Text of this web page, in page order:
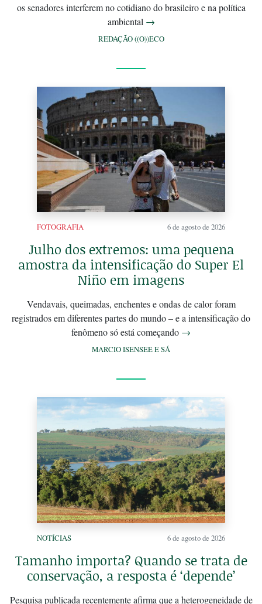
os senadores interferem no cotidiano do brasileiro e na política
ambiental →
REDAÇÃO ((O))ECO
FOTOGRAFIA 6 de agosto de 2026
Julho dos extremos: uma pequena
amostra da intensificação do Super El
Niño em imagens
Vendavais, queimadas, enchentes e ondas de calor foram
registrados em diferentes partes do mundo – e a intensificação do
fenômeno só está começando →
MARCIO ISENSEE E SÁ
NOTÍCIAS 6 de agosto de 2026
Tamanho importa? Quando se trata de
conservação, a resposta é ‘depende’
Pesquisa publicada recentemente afirma que a heterogeneidade de